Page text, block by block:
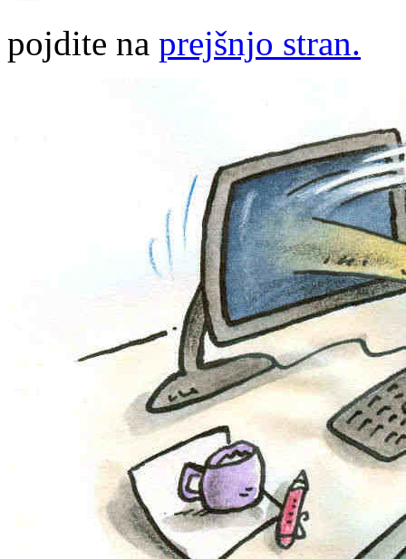
pojdite na prejšnjo stran.